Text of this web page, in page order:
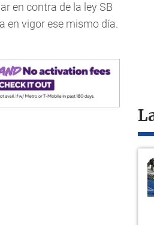
en contra de la ley SB
en vigor ese mismo día.